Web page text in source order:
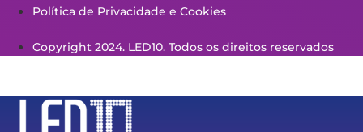
Política de Privacidade e Cookies
Copyright 2024. LED10. Todos os direitos reservados